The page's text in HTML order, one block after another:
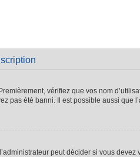
vérifiez que vos nom
pas été banni. Il est possible aussi
peut décider si vous